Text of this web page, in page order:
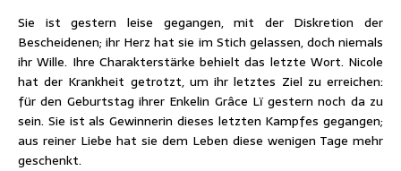
Sie ist gestern leise gegangen, mit der Diskretion der
Bescheidenen; ihr Herz hat sie im Stich gelassen, doch niemals
ihr Wille. Ihre Charakterstärke behielt das letzte Wort. Nicole
hat der Krankheit getrotzt, um ihr letztes Ziel zu erreichen:
für den Geburtstag ihrer Enkelin Grâce Lï gestern noch da zu
sein. Sie ist als Gewinnerin dieses letzten Kampfes gegangen;
aus reiner Liebe hat sie dem Leben diese wenigen Tage mehr
geschenkt.